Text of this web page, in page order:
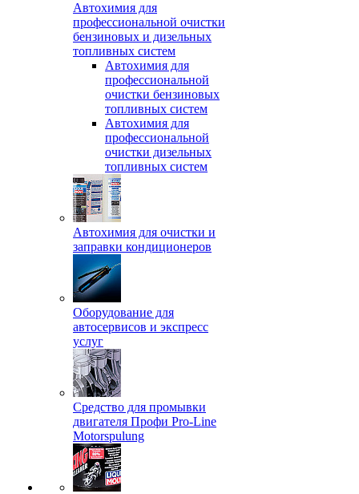
Автохимия для
профессиональной очистки
бензиновых и дизельных
топливных систем
Автохимия для
профессиональной
очистки бензиновых
топливных систем
Автохимия для
профессиональной
очистки дизельных
топливных систем
Автохимия для очистки и
заправки кондиционеров
Оборудование для
автосервисов и экспресс
услуг
Средство для промывки
двигателя Профи Pro-Line
Motorspulung